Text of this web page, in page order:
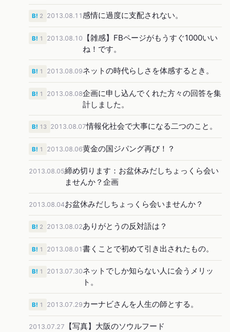
2013.08.11感情に過度に支配されない。
B! 2
2013.08.10
【雑感】FBページがもうすぐ1000いい
ね！です。
B! 1
2013.08.09ネットの時代らしさを体感するとき。
B! 1
2013.08.08企画に申し込んでくれた方々の回答を集
計しました。
B! 1
2013.08.07情報化社会で大事になる二つのこと。
B! 13
2013.08.06黄金の国ジパング再び！？
B! 1
2013.08.05締め切ります：お盆休みだしちょっくら会い
ませんか？企画
2013.08.04お盆休みだしちょっくら会いませんか？
2013.08.02ありがとうの反対語は？
B! 2
2013.08.01書くことで初めて引き出されたもの。
B! 1
2013.07.30ネットでしか知らない人に会うメリッ
ト。
B! 1
2013.07.29 カーナビさんを人生の師とする。
B! 1
2013.07.27 【写真】大阪のソウルフード